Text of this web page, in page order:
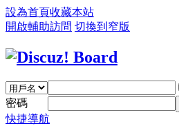
設為首頁收藏本站
開啟輔助訪問 切換到窄版
密碼
快捷導航